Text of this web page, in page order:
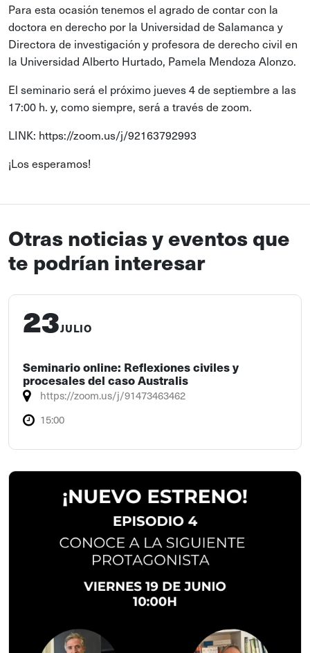
Para esta ocasión tenemos el agrado de contar con la
doctora en derecho por la Universidad de Salamanca y
Directora de investigación y profesora de derecho civil en
la Universidad Alberto Hurtado, Pamela Mendoza Alonzo.
El seminario será el próximo jueves 4 de septiembre a las
17:00 h. y, como siempre, será a través de zoom.
LINK: https://zoom.us/j/92163792993
¡Los esperamos!
Otras noticias y eventos que
te podrían interesar
23JULIO
Seminario online: Reflexiones civiles y
procesales del caso Australis
https://zoom.us/j/91473463462
15:00